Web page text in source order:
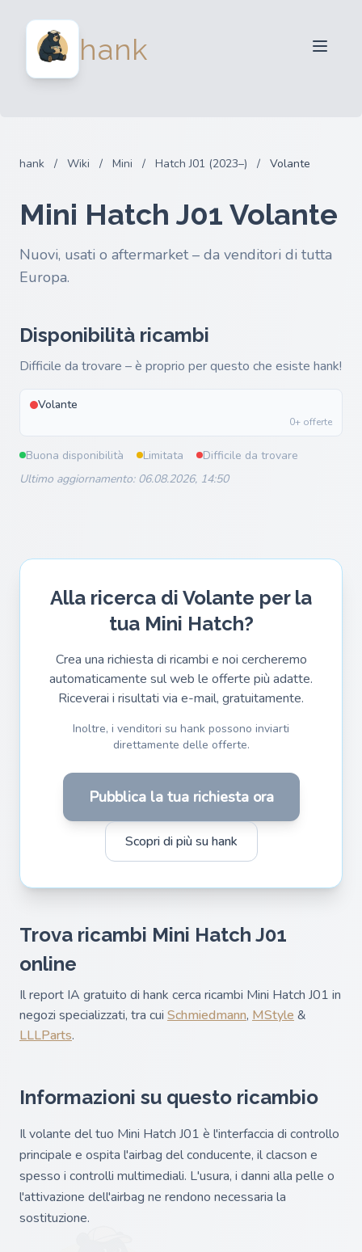
hankPer acquirenti
hank / Wiki / Mini / Hatch J01 (2023–) / Volante
Mini Hatch J01 Volante
Nuovi, usati o aftermarket – da venditori di tutta
Europa.
Disponibilità ricambi
Difficile da trovare – è proprio per questo che esiste hank!
Volante
0+ offerte
Buona disponibilità Limitata
Difficile da trovare
Ultimo aggiornamento: 06.08.2026, 14:50
Alla ricerca di Volante per la
tua Mini Hatch?
Crea una richiesta di ricambi e noi cercheremo
automaticamente sul web le offerte più adatte.
Riceverai i risultati via e-mail, gratuitamente.
Inoltre, i venditori su hank possono inviarti
direttamente delle offerte.
Pubblica la tua richiesta ora
Scopri di più su hank
Trova ricambi Mini Hatch J01
online
Il report IA gratuito di hank cerca ricambi Mini Hatch J01 in
negozi specializzati, tra cui Schmiedmann, MStyle &
LLLParts.
Informazioni su questo ricambio
Il volante del tuo Mini Hatch J01 è l'interfaccia di controllo
principale e ospita l'airbag del conducente, il clacson e
spesso i controlli multimediali. L'usura, i danni alla pelle o
l'attivazione dell'airbag ne rendono necessaria la
sostituzione.